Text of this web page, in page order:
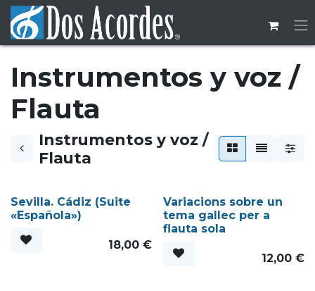
Ir al contenido
Instrumentos y voz /
Flauta
Instrumentos y voz /
Flauta
Sevilla. Cádiz (Suite
«Española»)
18,00€
Variacions sobre un
tema gallec per a
flauta sola
12,00€